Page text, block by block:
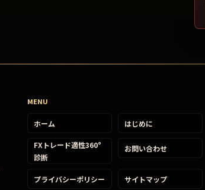
MENU
ホーム はじめに
FXトレード適性360°
診断
お問い合わせ
プライバシーポリシー サイトマップ